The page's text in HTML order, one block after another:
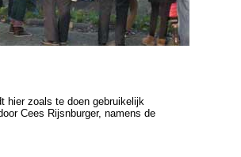
hier zoals te doen gebruikelijk
Cees Rijsnburger, namens de